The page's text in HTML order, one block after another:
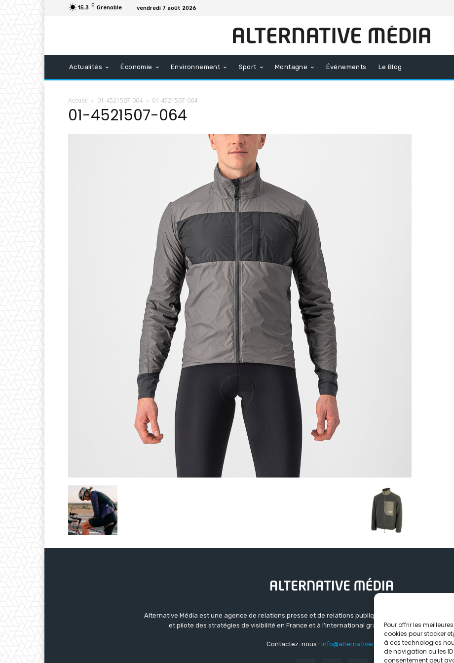
Pour offrir les
cookies pour stocker
à ces technologies
de navigation ou les
consentement peut
15.3 C Grenoble vendredi 7 août 2026
Actualités Économie Environnement Sport Montagne Événements Le Blog
Accueil 01-4521507-064 01-4521507-064
01-4521507-064
Alternative Média est une agence de relations presse et de relations publiques basée à Grenoble.
et pilote des stratégies de visibilité en France et à l’international grâce à un réseau
Contactez-nous : info@alternativemedia.fr